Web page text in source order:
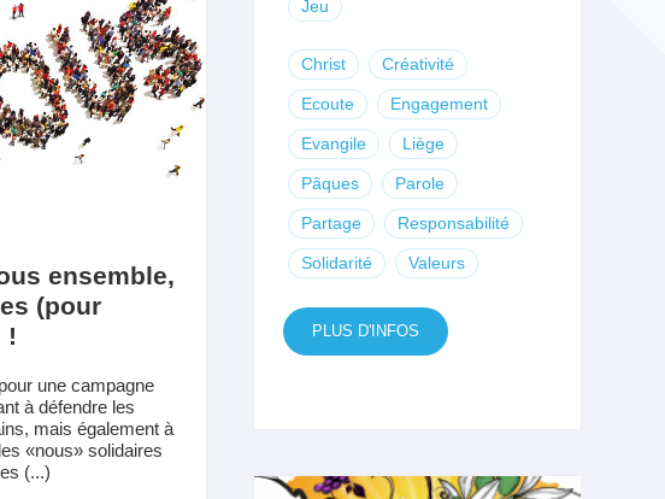
Jeu
Christ Créativité
Ecoute Engagement
Evangile Liège
Pâques Parole
Partage Responsabilité
Solidarité Valeurs
PLUS D'INFOS
ensemble,
(pour
!
une campagne
à défendre les
mais également à
«nous» solidaires
(...)